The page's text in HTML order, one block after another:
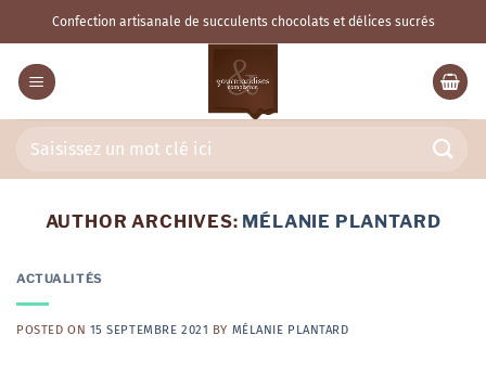
to
content
Confection artisanale de succulents chocolats et délices sucrés
Recherche
AUTHOR ARCHIVES: MÉLANIE PLANTARD
ACTUALITÉS
POSTED ON 15 SEPTEMBRE 2021 BY MÉLANIE PLANTARD